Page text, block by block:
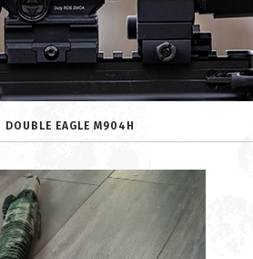
DOUBLE EAGLE M904H